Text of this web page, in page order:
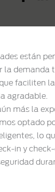
están
la demanda
faciliten
agradable.
más la
optado
lo
in y